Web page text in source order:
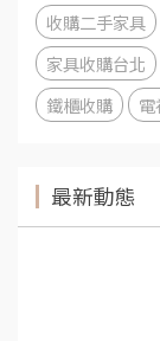
收購二手家具
家具收購台北
鐵櫃收購
最新動態